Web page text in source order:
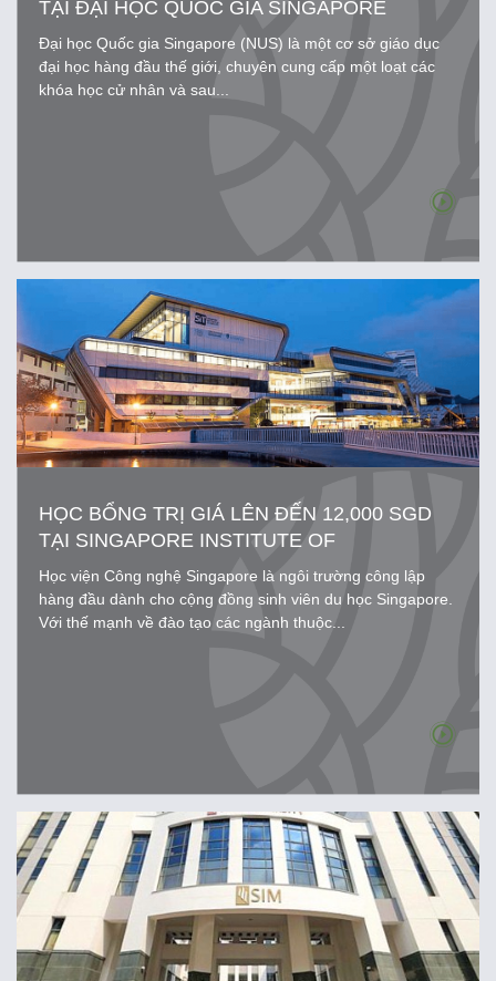
TẠI ĐẠI HỌC QUỐC GIA SINGAPORE
Đại học Quốc gia Singapore (NUS) là một cơ sở giáo dục
đại học hàng đầu thế giới, chuyên cung cấp một loạt các
khóa học cử nhân và sau...
HỌC BỔNG TRỊ GIÁ LÊN ĐẾN 12,000 SGD
TẠI SINGAPORE INSTITUTE OF
TECHNOLOGY
Học viện Công nghệ Singapore là ngôi trường công lập
hàng đầu dành cho cộng đồng sinh viên du học Singapore.
Với thế mạnh về đào tạo các ngành thuộc...